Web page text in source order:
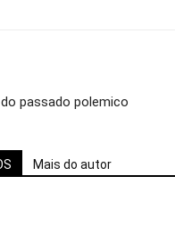
passado polemico
Mais do autor